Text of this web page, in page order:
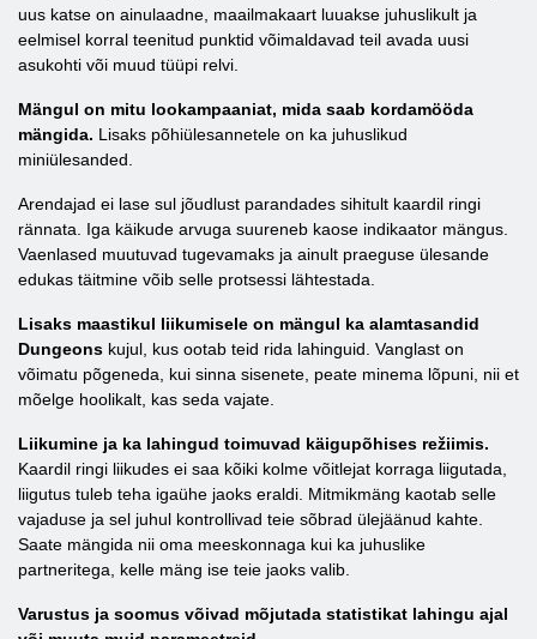
uus katse on ainulaadne, maailmakaart luuakse juhuslikult ja
eelmisel korral teenitud punktid võimaldavad teil avada uusi
asukohti või muud tüüpi relvi.
Mängul on mitu lookampaaniat, mida saab kordamööda
mängida. Lisaks põhiülesannetele on ka juhuslikud
miniülesanded.
Arendajad ei lase sul jõudlust parandades sihitult kaardil ringi
rännata. Iga käikude arvuga suureneb kaose indikaator mängus.
Vaenlased muutuvad tugevamaks ja ainult praeguse ülesande
edukas täitmine võib selle protsessi lähtestada.
Lisaks maastikul liikumisele on mängul ka alamtasandid
Dungeons kujul, kus ootab teid rida lahinguid. Vanglast on
võimatu põgeneda, kui sinna sisenete, peate minema lõpuni, nii et
mõelge hoolikalt, kas seda vajate.
Liikumine ja ka lahingud toimuvad käigupõhises režiimis.
Kaardil ringi liikudes ei saa kõiki kolme võitlejat korraga liigutada,
liigutus tuleb teha igaühe jaoks eraldi. Mitmikmäng kaotab selle
vajaduse ja sel juhul kontrollivad teie sõbrad ülejäänud kahte.
Saate mängida nii oma meeskonnaga kui ka juhuslike
partneritega, kelle mäng ise teie jaoks valib.
Varustus ja soomus võivad mõjutada statistikat lahingu ajal